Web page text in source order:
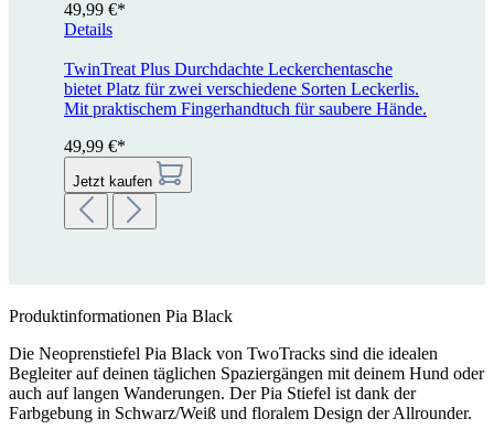
49,99 €*
Details
TwinTreat Plus Durchdachte Leckerchentasche
bietet Platz für zwei verschiedene Sorten Leckerlis.
Mit praktischem Fingerhandtuch für saubere Hände.
49,99 €*
Jetzt kaufen
Produktinformationen Pia Black
Die Neoprenstiefel Pia Black von TwoTracks sind die idealen
Begleiter auf deinen täglichen Spaziergängen mit deinem Hund oder
auch auf langen Wanderungen. Der Pia Stiefel ist dank der
Farbgebung in Schwarz/Weiß und floralem Design der Allrounder.